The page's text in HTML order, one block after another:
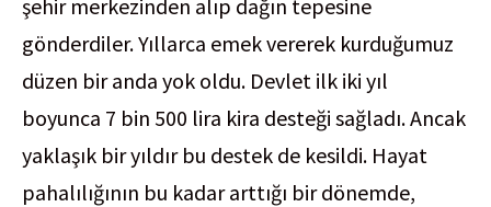
şehir merkezinden alıp dağın tepesine
gönderdiler. Yıllarca emek vererek kurduğumuz
düzen bir anda yok oldu. Devlet ilk iki yıl
boyunca 7 bin 500 lira kira desteği sağladı. Ancak
yaklaşık bir yıldır bu destek de kesildi. Hayat
pahalılığının bu kadar arttığı bir dönemde,